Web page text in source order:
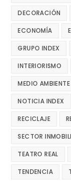
DECORACIÓN
ECONOMÍA
GRUPO INDEX
INTERIORISMO
MEDIO AMBIENTE
NOTICIA INDEX
RECICLAJE
SECTOR
TEATRO REAL
TENDENCIA